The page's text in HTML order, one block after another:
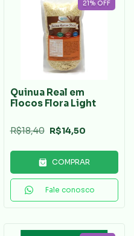
21% OFF
Quinua Real em
Flocos Flora Light
R$18,40 R$14,50
COMPRAR
Fale conosco